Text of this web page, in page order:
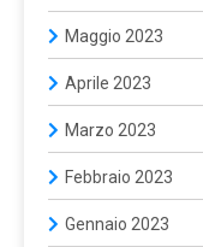
Maggio 2023
Aprile 2023
Marzo 2023
Febbraio 2023
Gennaio 2023